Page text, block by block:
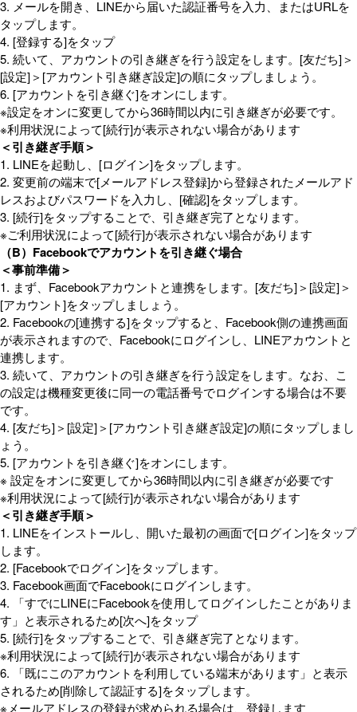
3. メールを開き、LINEから届いた認証番号を入力、またはURLを
タップします。
4. [登録する]をタップ
5. 続いて、アカウントの引き継ぎを行う設定をします。[友だち]＞
[設定]＞[アカウント引き継ぎ設定]の順にタップしましょう。
6. [アカウントを引き継ぐ]をオンにします。
※設定をオンに変更してから36時間以内に引き継ぎが必要です。
※利用状況によって[続行]が表示されない場合があります
＜引き継ぎ手順＞
1. LINEを起動し、[ログイン]をタップします。
2. 変更前の端末で[メールアドレス登録]から登録されたメールアド
レスおよびパスワードを入力し、[確認]をタップします。
3. [続行]をタップすることで、引き継ぎ完了となります。
※ご利用状況によって[続行]が表示されない場合があります
（B）Facebookでアカウントを引き継ぐ場合
＜事前準備＞
1. まず、Facebookアカウントと連携をします。[友だち]＞[設定]＞
[アカウント]をタップしましょう。
2. Facebookの[連携する]をタップすると、Facebook側の連携画面
が表示されますので、Facebookにログインし、LINEアカウントと
連携します。
3. 続いて、アカウントの引き継ぎを行う設定をします。なお、こ
の設定は機種変更後に同一の電話番号でログインする場合は不要
です。
4. [友だち]＞[設定]＞[アカウント引き継ぎ設定]の順にタップしまし
ょう。
5. [アカウントを引き継ぐ]をオンにします。
※ 設定をオンに変更してから36時間以内に引き継ぎが必要です
※利用状況によって[続行]が表示されない場合があります
＜引き継ぎ手順＞
1. LINEをインストールし、開いた最初の画面で[ログイン]をタップ
します。
2. [Facebookでログイン]をタップします。
3. Facebook画面でFacebookにログインします。
4. 「すでにLINEにFacebookを使用してログインしたことがありま
す」と表示されるため[次へ]をタップ
5. [続行]をタップすることで、引き継ぎ完了となります。
※利用状況によって[続行]が表示されない場合があります
6. 「既にこのアカウントを利用している端末があります」と表示
されるため[削除して認証する]をタップします。
※メールアドレスの登録が求められる場合は、登録します